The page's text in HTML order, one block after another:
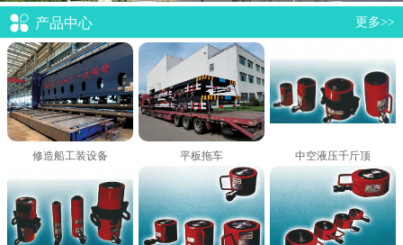
产品中心 更多>>
修造船工装设备 平板拖车 中空液压千斤顶